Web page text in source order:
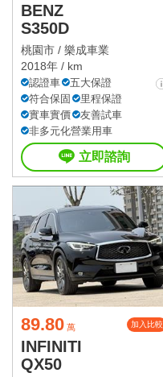
BENZ
S350D
桃園市 / 樂成車業
2018年 / km
認證車
五大保證
符合保固
里程保證
實車實價
友善試車
非多元化營業用車
立即諮詢
89.80 萬 加入比較
INFINITI
QX50